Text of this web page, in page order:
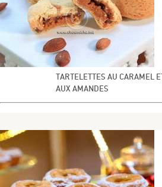
TARTELETTES AU CARAMEL ET
AUX AMANDES